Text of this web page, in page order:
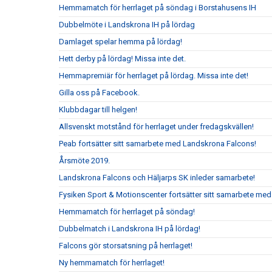
Hemmamatch för herrlaget på söndag i Borstahusens IH
Dubbelmöte i Landskrona IH på lördag
Damlaget spelar hemma på lördag!
Hett derby på lördag! Missa inte det.
Hemmapremiär för herrlaget på lördag. Missa inte det!
Gilla oss på Facebook.
Klubbdagar till helgen!
Allsvenskt motstånd för herrlaget under fredagskvällen!
Peab fortsätter sitt samarbete med Landskrona Falcons!
Årsmöte 2019.
Landskrona Falcons och Häljarps SK inleder samarbete!
Fysiken Sport & Motionscenter fortsätter sitt samarbete
Hemmamatch för herrlaget på söndag!
Dubbelmatch i Landskrona IH på lördag!
Falcons gör storsatsning på herrlaget!
Ny hemmamatch för herrlaget!